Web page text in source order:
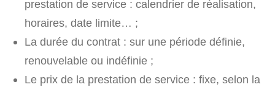
prestation de service : calendrier de réalisation,
horaires, date limite… ;
La durée du contrat : sur une période définie,
renouvelable ou indéfinie ;
Le prix de la prestation de service : fixe, selon la